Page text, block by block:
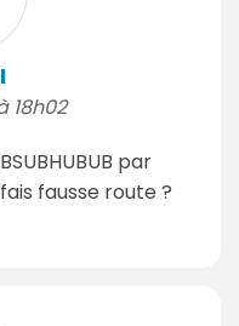
18h02
par
fausse route ?